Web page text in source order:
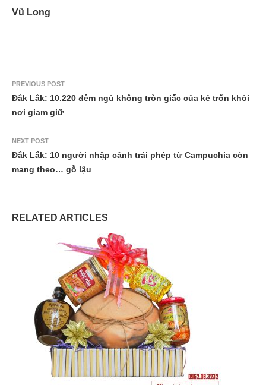
Vũ Long
PREVIOUS POST
Đắk Lắk: 10.220 đêm ngủ không tròn giấc của kẻ trốn khỏi
nơi giam giữ
NEXT POST
Đắk Lắk: 10 người nhập cảnh trái phép từ Campuchia còn
mang theo… gỗ lậu
RELATED ARTICLES